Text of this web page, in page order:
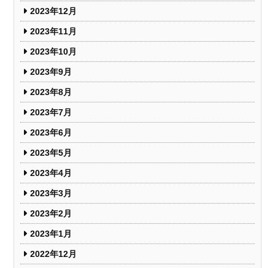
2023年12月
2023年11月
2023年10月
2023年9月
2023年8月
2023年7月
2023年6月
2023年5月
2023年4月
2023年3月
2023年2月
2023年1月
2022年12月